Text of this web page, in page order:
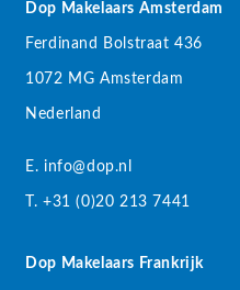
Dop Makelaars Amsterdam
Ferdinand Bolstraat 436
1072 MG Amsterdam
Nederland
E. info@dop.nl
T. +31 (0)20 213 7441
Dop Makelaars Frankrijk